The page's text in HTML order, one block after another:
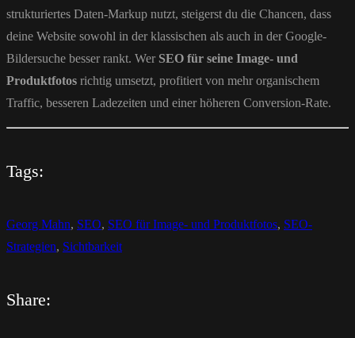
strukturiertes Daten-Markup nutzt, steigerst du die Chancen, dass
deine Website sowohl in der klassischen als auch in der Google-
Bildersuche besser rankt. Wer SEO für seine Image- und
Produktfotos richtig umsetzt, profitiert von mehr organischem
Traffic, besseren Ladezeiten und einer höheren Conversion-Rate.
Tags:
Georg Mahn, SEO, SEO für Image- und Produktfotos, SEO-
Strategien, Sichtbarkeit
Share: